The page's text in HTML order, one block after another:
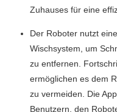
Zuhauses für eine
Der Roboter nutzt
Wischsystem, um
zu entfernen.
ermöglichen es dem
zu vermeiden. Die
Benutzern, den